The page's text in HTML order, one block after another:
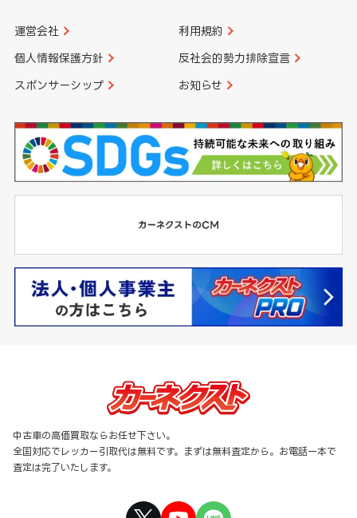
運営会社 利用規約
個人情報保護方針 反社会的勢力排除宣言
スポンサーシップ お知らせ
中古車の高価買取ならお任せ下さい。
全国対応でレッカー引取代は無料です。まずは無料査定から。お電話一本で
査定は完了いたします。